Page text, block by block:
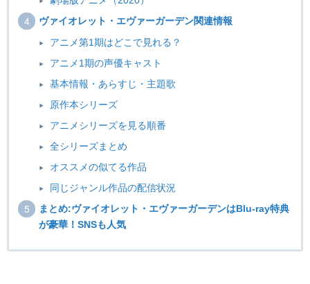
ヴァイオレット・エヴァーガーデン関連情報
アニメ第1期はどこで見れる？
アニメ1期の声優キャスト
基本情報・あらすじ・主題歌
原作本シリーズ
アニメシリーズを見る順番
全シリーズまとめ
オススメの似てる作品
同じジャンル作品の配信状況
まとめ:ヴァイオレット・エヴァーガーデンはBlu-ray特典
が豪華！SNSも人気